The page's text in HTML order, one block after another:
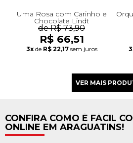
Uma Rosa com Carinho e
Chocolate Lindt
de R$ 73,90
R$ 66,51
3x de R$ 22,17 sem juros
CONFIRA COMO É FÁCIL
ONLINE EM ARAGUATINS!